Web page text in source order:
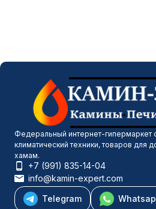
Федеральный интернет-гипермаркет
климатический техники, товаров для
хамам.
+7 (991) 835-14-04
info@kamin-expert.com
Telegram